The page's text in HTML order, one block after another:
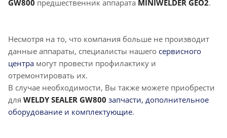
GW800 предшественник аппарата MINIWELDER GEO2.
Несмотря на то, что компания больше не производит
данные аппараты, специалисты нашего сервисного
центра могут провести профилактику и
отремонтировать их.
В случае необходимости, Вы также можете приобрести
для WELDY SEALER GW800 запчасти, дополнительное
оборудование и комплектующие.